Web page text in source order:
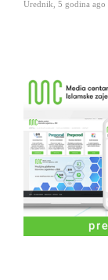
Urednik 5 godina ago